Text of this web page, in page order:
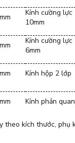
Kính cường lực
10mm
Kính cường lực
6mm
Kính hộp 2 lớp
Kính phản
theo kích thước, phụ